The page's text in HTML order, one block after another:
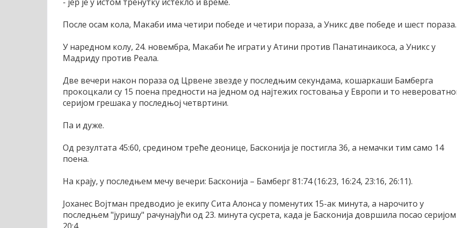
После осам кола, Макаби има четири победе и четири пораза, а Уникс две победе и шест пораза.
У наредном колу, 24. новембра, Макаби ће играти у Атини против Панатинаикоса, а Уникс у
Мадриду против Реала.
Две вечери након пораза од Црвене звезде у последњим секундама, кошаркаши Бамберга
прокоцкали су 15 поена предности на једном од најтежих гостовања у Европи и то
серијом грешака у последњој четвртини.
Па и дуже.
Од резултата 45:60, средином треће деонице, Басконија је постигла 36, а немачки тим само 14
поена.
На крају, у последњем мечу вечери: Басконија – Бамберг 81:74 (16:23, 16:24, 23:16, 26:11).
Јоханес Војтман предводио је екипу Сита Алонса у поменутих 15-ак минута, а нарочито у
последњем "јуришу" рачунајући од 23. минута сусрета, када је Басконија довршила посао серијом